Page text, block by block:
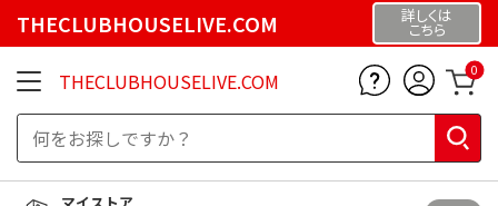
THECLUBHOUSELIVE.COM 詳しくは
こちら
THECLUBHOUSELIVE.COM 0